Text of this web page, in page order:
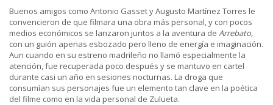
Buenos amigos como Antonio Gasset y Augusto Martínez Torres le
convencieron de que filmara una obra más personal, y con pocos
medios económicos se lanzaron juntos a la aventura de Arrebato,
con un guión apenas esbozado pero lleno de energía e imaginación.
Aun cuando en su estreno madrileño no llamó especialmente la
atención, fue recuperada poco después y se mantuvo en cartel
durante casi un año en sesiones nocturnas. La droga que
consumían sus personajes fue un elemento tan clave en la poética
del filme como en la vida personal de Zulueta.